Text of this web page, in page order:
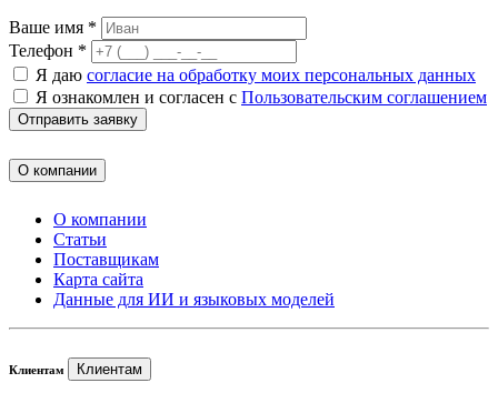
Ваше имя *
Телефон *
Я даю согласие на обработку моих персональных данных
Я ознакомлен и согласен с Пользовательским соглашением
Отправить заявку
О компании
О компании
Статьи
Поставщикам
Карта сайта
Данные для ИИ и языковых моделей
Клиентам Клиентам